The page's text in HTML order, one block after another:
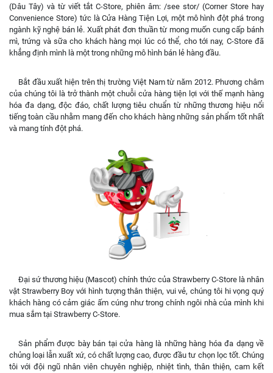
(Dâu Tây) và từ viết tắt C-Store, phiên âm: /see stor/ (Corner Store hay
Convenience Store) tức là Cửa Hàng Tiện Lợi, một mô hình đột phá trong
ngành kỹ nghệ bán lẻ. Xuất phát đơn thuần từ mong muốn cung cấp bánh
mì, trứng và sữa cho khách hàng mọi lúc có thể, cho tới nay, C-Store đã
khẳng định mình là một trong những mô hình bán lẻ hàng đầu.
Bắt đầu xuất hiện trên thị trường Việt Nam từ năm 2012. Phương châm
của chúng tôi là trở thành một chuỗi cửa hàng tiện lợi với thế mạnh hàng
hóa đa dạng, độc đáo, chất lượng tiêu chuẩn từ những thương hiệu nổi
tiếng toàn cầu nhằm mang đến cho khách hàng những sản phẩm tốt nhất
và mang tính đột phá.
Đại sứ thương hiệu (Mascot) chính thức của Strawberry C-Store là nhân
vật Strawberry Boy với hình tượng thân thiện, vui vẻ, chúng tôi hi vọng quý
khách hàng có cảm giác ấm cúng như trong chính ngôi nhà của mình khi
mua sắm tại Strawberry C-Store.
Sản phẩm được bày bán tại cửa hàng là những hàng hóa đa dạng về
chủng loại lẫn xuất xứ, có chất lượng cao, được đầu tư chọn lọc tốt. Chúng
tôi với đội ngũ nhân viên chuyên nghiệp, nhiệt tình, thân thiện, cam kết